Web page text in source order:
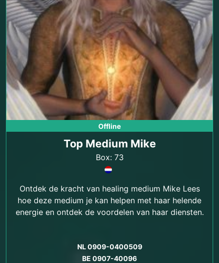
Offline
Top Medium Mike
Box: 73
Ontdek de kracht van healing medium Mike Lees
hoe deze medium je kan helpen met haar helende
energie en ontdek de voordelen van haar diensten.
NL 0909-0400509
BE 0907-40096